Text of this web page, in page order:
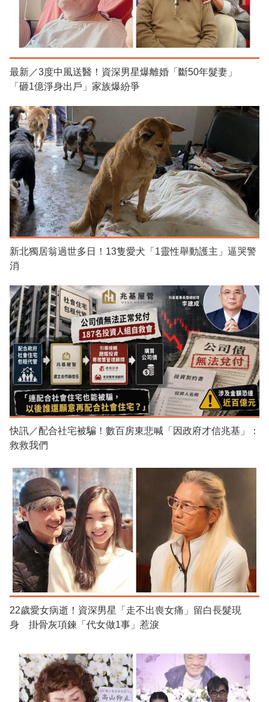
最新／3度中風送醫！資深男星爆離婚「斷50年髮妻」
「砸1億淨身出戶」家族爆紛爭
新北獨居翁過世多日！13隻愛犬「1靈性舉動護主」逼哭警
消
快訊／配合社宅被騙！數百房東悲喊「因政府才信兆基」：
救救我們
22歲愛女病逝！資深男星「走不出喪女痛」留白長髮現
身 掛骨灰項鍊「代女做1事」惹淚